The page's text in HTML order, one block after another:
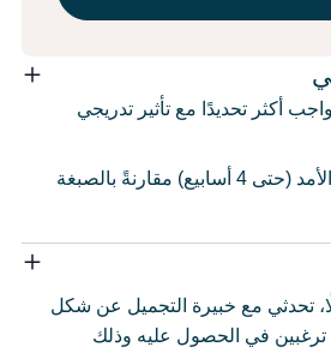
أكثر تحديدًا مع تأثير تدريجي
ترغب بـ نتائج طويلة الأمد (حتى 4 أسابيع) مقارنةً بالصبغة
تحدثي مع خبيرة التجميل عن شكل
ترغبين في الحصول عليه وذلك